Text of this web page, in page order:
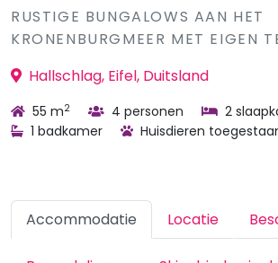
RUSTIGE BUNGALOWS AAN HET
KRONENBURGMEER MET EIGEN
Hallschlag, Eifel, Duitsland
55 m2 4 personen
2
1 badkamer
Huisdieren
Accommodatie Locatie